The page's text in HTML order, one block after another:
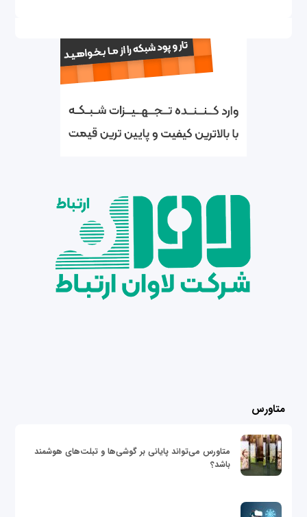
متاورس
متاورس می‌تواند پایانی بر گوشی‌ها و تبلت‌های هوشمند
باشد؟